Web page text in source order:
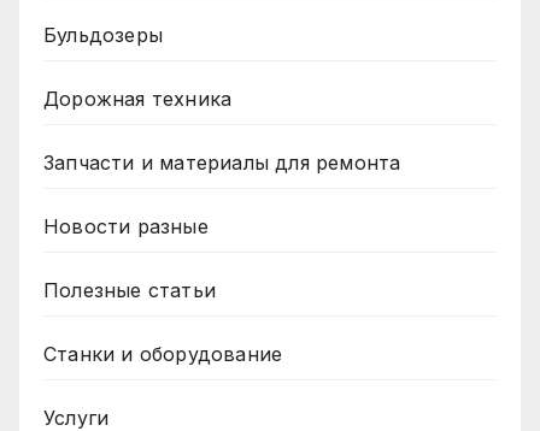
Бульдозеры
Дорожная техника
Запчасти и материалы для ремонта
Новости разные
Полезные статьи
Станки и оборудование
Услуги